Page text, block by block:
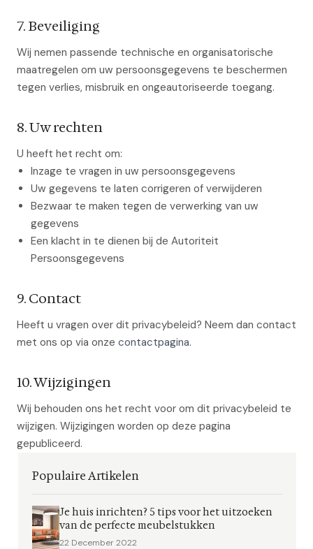
7. Beveiliging
Wij nemen passende technische en organisatorische
maatregelen om uw persoonsgegevens te beschermen
tegen verlies, misbruik en ongeautoriseerde toegang.
8. Uw rechten
U heeft het recht om:
Inzage te vragen in uw persoonsgegevens
Uw gegevens te laten corrigeren of verwijderen
Bezwaar te maken tegen de verwerking van uw
gegevens
Een klacht in te dienen bij de Autoriteit
Persoonsgegevens
9. Contact
Heeft u vragen over dit privacybeleid? Neem dan contact
met ons op via onze contactpagina.
10. Wijzigingen
Wij behouden ons het recht voor om dit privacybeleid te
wijzigen. Wijzigingen worden op deze pagina
gepubliceerd.
Populaire Artikelen
Je huis inrichten? 5 tips voor het uitzoeken
van de perfecte meubelstukken
22 December 2022